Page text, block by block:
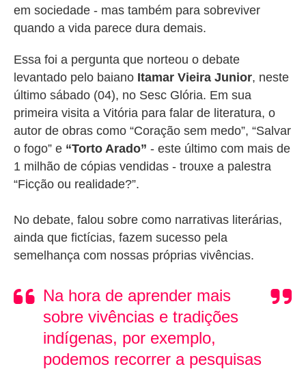
em sociedade - mas também para sobreviver
quando a vida parece dura demais.
Essa foi a pergunta que norteou o debate
levantado pelo baiano Itamar Vieira Junior, neste
último sábado (04), no Sesc Glória. Em sua
primeira visita a Vitória para falar de literatura, o
autor de obras como “Coração sem medo”, “Salvar
o fogo” e “Torto Arado” - este último com mais de
1 milhão de cópias vendidas - trouxe a palestra
“Ficção ou realidade?”.
No debate, falou sobre como narrativas literárias,
ainda que fictícias, fazem sucesso pela
semelhança com nossas próprias vivências.
Na hora de aprender mais
sobre vivências e tradições
indígenas, por exemplo,
podemos recorrer a pesquisas